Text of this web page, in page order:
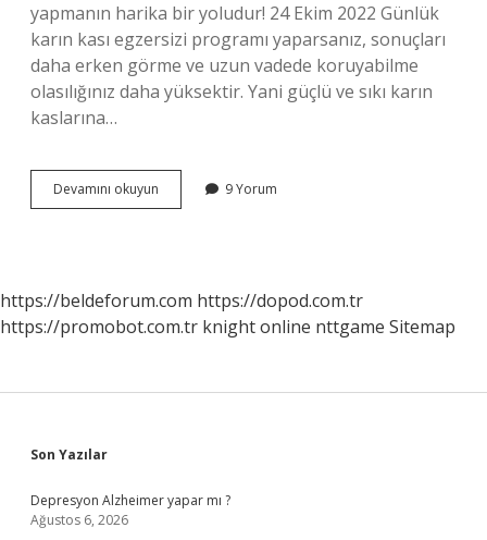
yapmanın harika bir yoludur! 24 Ekim 2022 Günlük
karın kası egzersizi programı yaparsanız, sonuçları
daha erken görme ve uzun vadede koruyabilme
olasılığınız daha yüksektir. Yani güçlü ve sıkı karın
kaslarına…
Devamını okuyun
Kası
9 Yorum
https://beldeforum.com https://dopod.com.tr
https://promobot.com.tr knight online nttgame Sitemap
Sidebar
Son Yazılar
Depresyon Alzheimer yapar mı ?
Ağustos 6, 2026